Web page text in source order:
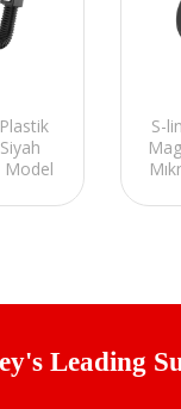
Model
S-
Leading